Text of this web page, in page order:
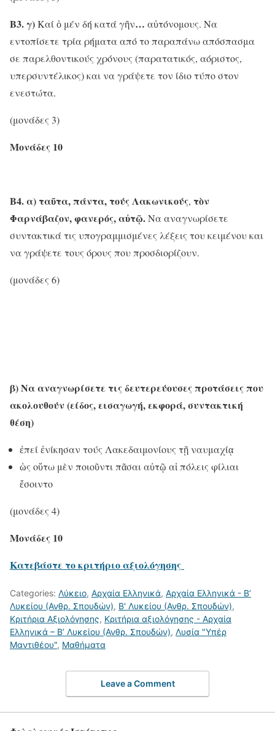
Β3. γ)Καί ὁ μέν δή κατά γῆν… αὐτόνομους. Να
εντοπίσετε τρία ρήματα από το παραπάνω απόσπασμα
σε παρελθοντικούς χρόνους (παρατατικός, αόριστος,
υπερσυντέλικος) και να γράψετε τον ίδιο τύπο στον
ενεστώτα.
(μονάδες 3)
Μονάδες 10
Β4. α) ταῦτα, πάντα, τούς Λακωνικούς, τὸν
Φαρνάβαζον, φανερός, αὐτῷ.Να αναγνωρίσετε
συντακτικά τις υπογραμμισμένες λέξεις του κειμένου και
να γράψετε τους όρους που προσδιορίζουν.
(μονάδες 6)
β) Να αναγνωρίσετε τις δευτερεύουσες προτάσεις που
ακολουθούν (είδος, εισαγωγή, εκφορά, συντακτική
θέση)
ἐπεί ἐνίκησαν τούς Λακεδαιμονίους τῇ ναυμαχίᾳ
ὡς οὕτω μὲν ποιοῦντι πᾶσαι αὐτῷ αἱ πόλεις φίλιαι
ἔσοιντο
(μονάδες 4)
Μονάδες 10
Κατεβάστε το κριτήριο αξιολόγησης
Categories: Λύκειο, Αρχαία Ελληνικά, Αρχαία Ελληνικά - Β’
Λυκείου (Ανθρ. Σπουδών), Β' Λυκείου (Ανθρ. Σπουδών),
Κριτήρια Αξιολόγησης, Κριτήρια αξιολόγησης - Αρχαία
Ελληνικά – Β’ Λυκείου (Ανθρ. Σπουδών), Λυσία "Υπέρ
Μαντιθέου", Μαθήματα
Leave a Comment